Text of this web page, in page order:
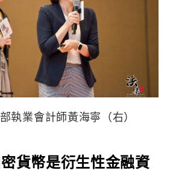
執業會計師黃海寧（右）
貨幣是衍生性金融資